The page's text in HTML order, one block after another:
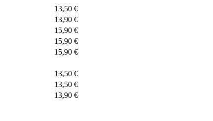
13,50 €
13,90 €
15,90 €
15,90 €
15,90 €
13,50 €
13,50 €
13,90 €